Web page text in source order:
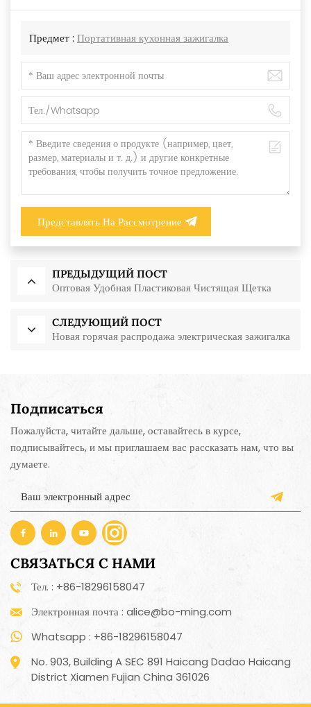
Предмет : Портативная кухонная зажигалка
Представлять На Рассмотрение
ПРЕДЫДУЩИЙ ПОСТ
Оптовая Удобная Пластиковая Чистящая Щетка
СЛЕДУЮЩИЙ ПОСТ
Новая горячая распродажа электрическая зажигалка
Подписаться
Пожалуйста, читайте дальше, оставайтесь в курсе,
подписывайтесь, и мы приглашаем вас рассказать нам, что вы
думаете.
СВЯЗАТЬСЯ С НАМИ
Тел. : +86-18296158047
Электронная почта : alice@bo-ming.com
Whatsapp : +86-18296158047
No. 903, Building A SEC 891 Haicang Dadao Haicang
District Xiamen Fujian China 361026